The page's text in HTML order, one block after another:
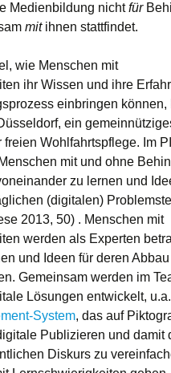
Medienbildung nichtfür
mitihnen stattfindet.
wie Menschen mit
ihr Wissen und ihre
einbringen können,
ein
freien Wohlfahrtspflege. Im
mit und ohne
zu lernen und
(digitalen)
2013, 50) . Menschen mit
werden als Experten
und Ideen für deren Abbau
Gemeinsam werden im
Lösungen entwickelt,
System, das auf
Publizieren und damit
Diskurs zu